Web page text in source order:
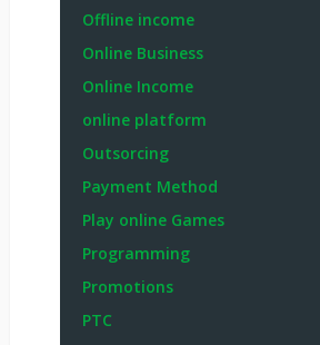
Offline income
Online Business
Online Income
online platform
Outsorcing
Payment Method
Play online Games
Programming
Promotions
PTC